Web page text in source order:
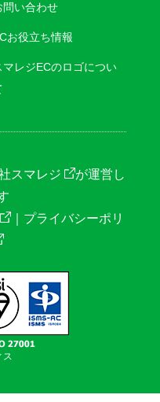
問い合わせ
お役立ち情報
マレジECのロゴについ
スマレジ
が運営し
｜ プライバシーポリ
ス